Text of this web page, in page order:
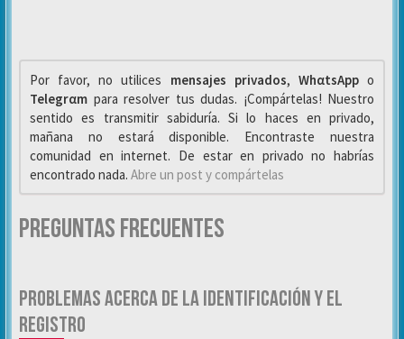
Por favor, no utilices mensajes privados, WhαtsAppo
Telegrαm para resolver tus dudas. ¡Compártelas! Nuestro
sentido es transmitir sabiduría. Si lo haces en privado,
mañana no estará disponible. Encontraste nuestra
comunidad en internet. De estar en privado no habrías
encontrado nada. Abre un post y compártelas
Preguntas Frecuentes
PROBLEMAS ACERCA DE LA IDENTIFICACIÓN Y EL
REGISTRO